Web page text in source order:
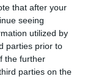
that after your
seeing
utilized by
parties prior to
the further
parties on the
να ξέρεις
να ξέρεις από
με πέρυσι